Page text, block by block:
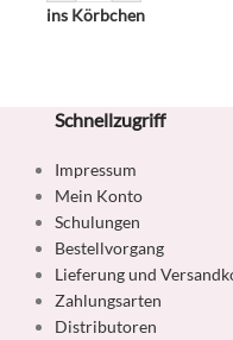
ins Körbchen
Schnellzugriff
Impressum
Mein Konto
Schulungen
Bestellvorgang
Lieferung und
Zahlungsarten
Distributoren